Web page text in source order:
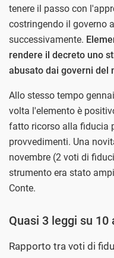
tenere il passo con
costringendo il governo
successivamente.
rendere il decreto uno
abusato dai governi del
Allo stesso tempo
volta l'elemento è
fatto ricorso alla fiducia
provvedimenti. Una
novembre (2 voti di
strumento era stato
Conte.
Quasi 3 leggi su
Rapporto tra voti di